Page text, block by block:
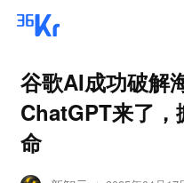
谷歌AI成功破解
ChatGPT来了
命